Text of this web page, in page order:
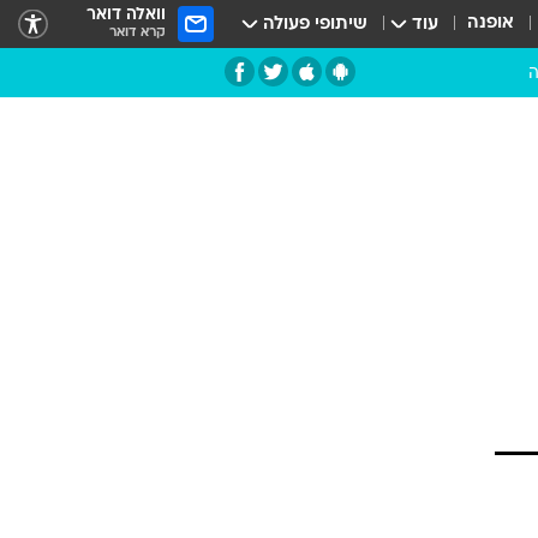
אופנה עוד שיתופי פעולה וואלה דואר
קרא דואר